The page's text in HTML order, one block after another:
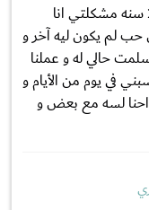
السلام عليكم و رحمة الله انا بنت عندي 21 سنه مشكلتي انا
لم يكون ليه آخر و
حالي له و عملنا
في يوم من الأيام و
احنا لسه مع بعض و